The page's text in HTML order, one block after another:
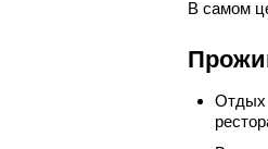
В самом
Отдых